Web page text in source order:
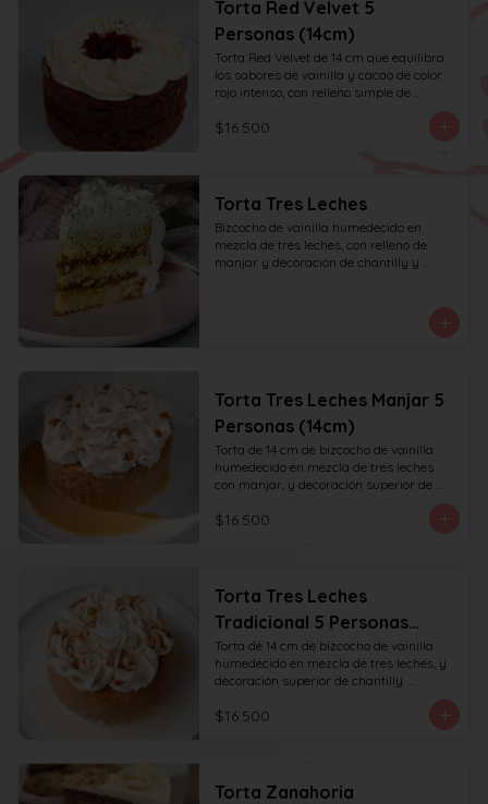
Torta Red Velvet 5
Personas (14cm)
Torta Red Velvet de 14 cm que equilibra
los sabores de vainilla y cacao de color
rojo intenso, con relleno simple de
solo en la parte superior. Recomendada
$16.500
Torta Tres Leches
Bizcocho de vainilla humedecido en
mezcla de tres leches, con relleno de
manjar y decoración de chantilly y
Torta Tres Leches Manjar 5
Personas (14cm)
Torta de 14 cm de bizcocho de vainilla
humedecido en mezcla de tres leches
con manjar, y decoración superior de
chantilly y manjar. recomendada para 6
personas.
$16.500
Torta Tres Leches
Tradicional 5 Personas
(14cm)
Torta de 14 cm de bizcocho de vainilla
humedecido en mezcla de tres leches, y
decoración superior de chantilly.
$16.500
Torta Zanahoria